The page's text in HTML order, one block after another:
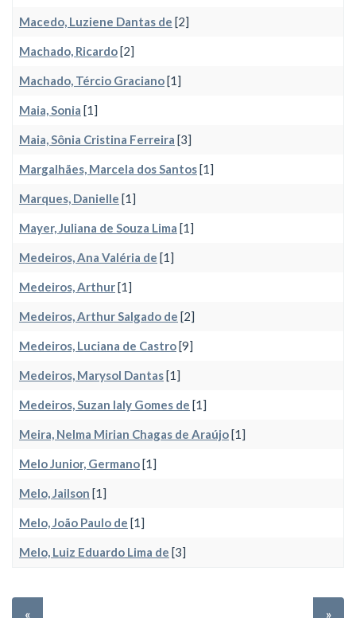
Macedo, Luziene Dantas de [2]
Machado, Ricardo[2]
Machado, Tércio Graciano[1]
Maia, Sonia [1]
Maia, Sônia Cristina Ferreira [3]
Margalhães, Marcela dos Santos[1]
Marques, Danielle [1]
Mayer, Juliana de Souza Lima [1]
Medeiros, Ana Valéria de [1]
Medeiros, Arthur[1]
Medeiros, Arthur Salgado de [2]
Medeiros, Luciana de Castro[9]
Medeiros, Marysol Dantas[1]
Medeiros, Suzan Ialy Gomes de [1]
Meira, Nelma Mirian Chagas de Araújo[1]
Melo Junior, Germano[1]
Melo, Jailson [1]
Melo, João Paulo de [1]
Melo, Luiz Eduardo Lima de [3]
« »